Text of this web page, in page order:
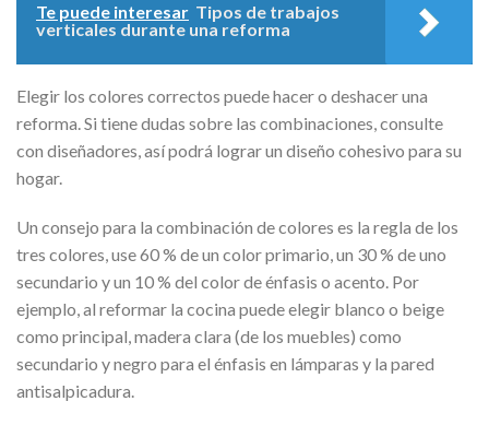
Te puede interesar Tipos de trabajos
verticales durante una reforma
Elegir los colores correctos puede hacer o deshacer una
reforma. Si tiene dudas sobre las combinaciones, consulte
con diseñadores, así podrá lograr un diseño cohesivo para su
hogar.
Un consejo para la combinación de colores es la regla de los
tres colores, use 60 % de un color primario, un 30 % de uno
secundario y un 10 % del color de énfasis o acento. Por
ejemplo, al reformar la cocina puede elegir blanco o beige
como principal, madera clara (de los muebles) como
secundario y negro para el énfasis en lámparas y la pared
antisalpicadura.